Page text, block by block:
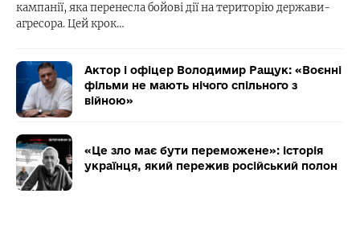
кампанії, яка перенесла бойові дії на територію держави-
агресора. Цей крок…
Актор і офіцер Володимир Ращук: «Воєнні
фільми не мають нічого спільного з
війною»
«Це зло має бути переможене»: історія
українця, який пережив російський полон